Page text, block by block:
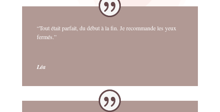
“Tout était parfait, du début à la fin. Je recommande les yeux
fermés.”
Léa